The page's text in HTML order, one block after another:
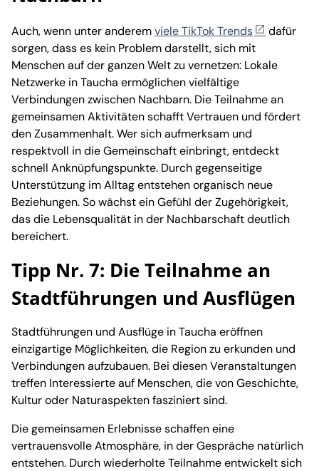
Auch, wenn unter anderemviele TikTok Trends
dafür
sorgen, dass es kein Problem darstellt, sich mit
Menschen auf der ganzen Welt zu vernetzen: Lokale
Netzwerke in Taucha ermöglichen vielfältige
Verbindungen zwischen Nachbarn. Die Teilnahme an
gemeinsamen Aktivitäten schafft Vertrauen und fördert
den Zusammenhalt. Wer sich aufmerksam und
respektvoll in die Gemeinschaft einbringt, entdeckt
schnell Anknüpfungspunkte. Durch gegenseitige
Unterstützung im Alltag entstehen organisch neue
Beziehungen. So wächst ein Gefühl der Zugehörigkeit,
das die Lebensqualität in der Nachbarschaft deutlich
bereichert.
Tipp Nr. 7: Die Teilnahme an
Stadtführungen und Ausflügen
Stadtführungen und Ausflüge in Taucha eröffnen
einzigartige Möglichkeiten, die Region zu erkunden und
Verbindungen aufzubauen. Bei diesen Veranstaltungen
treffen Interessierte auf Menschen, die von Geschichte,
Kultur oder Naturaspekten fasziniert sind.
Die gemeinsamen Erlebnisse schaffen eine
vertrauensvolle Atmosphäre, in der Gespräche natürlich
entstehen. Durch wiederholte Teilnahme entwickelt sich